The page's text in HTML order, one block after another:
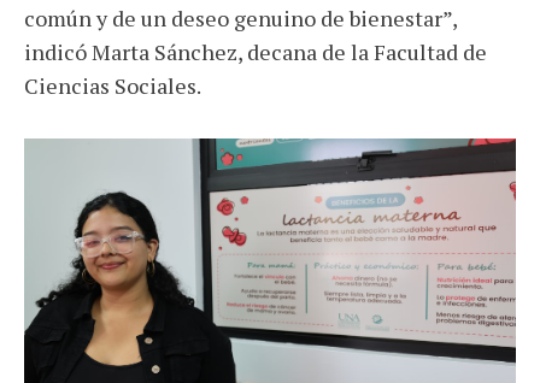
común y de un deseo genuino de bienestar”,
indicó Marta Sánchez, decana de la Facultad de
Ciencias Sociales.